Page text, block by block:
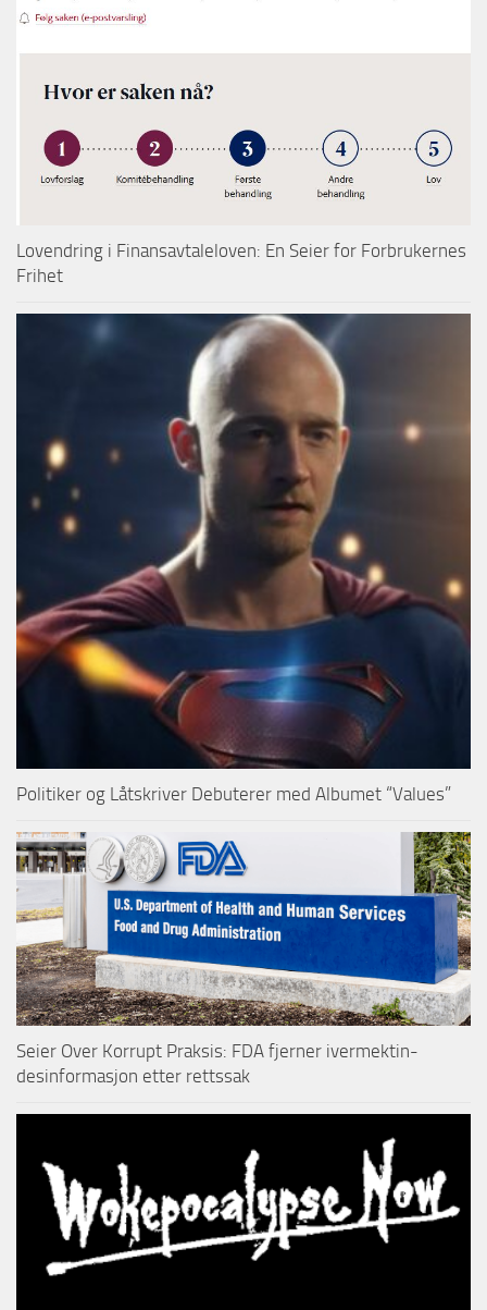
Lovendring i Finansavtaleloven: En Seier for Forbrukernes
Frihet
Politiker og Låtskriver Debuterer med Albumet “Values”
Seier Over Korrupt Praksis: FDA fjerner ivermektin-
desinformasjon etter rettssak